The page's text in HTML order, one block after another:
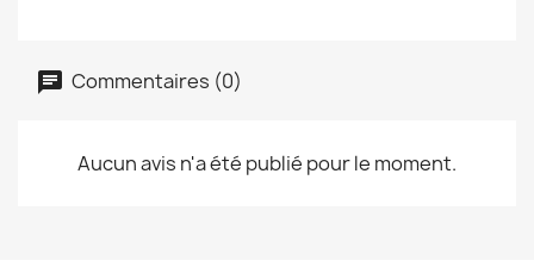
Commentaires (0)
Aucun avis n'a été publié pour le moment.